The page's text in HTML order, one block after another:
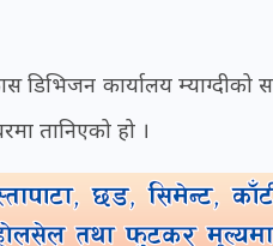
डिभिजन कार्यालय
तानिएको हो ।